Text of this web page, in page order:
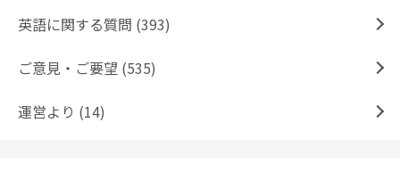
英語に関する質問 (393)
ご意見・ご要望 (535)
運営より (14)